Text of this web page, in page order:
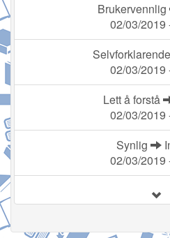
Brukervennlig
02/03/2019
Selvforklarende
02/03/2019
Lett å forstå
02/03/2019
Synlig
02/03/2019